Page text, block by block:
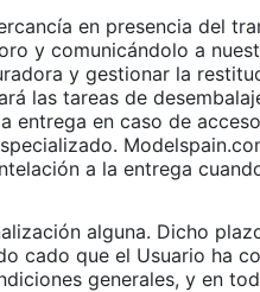
en presencia del
y comunicándolo a
y gestionar la
las tareas de
entrega en caso de
a la entrega
alguna. Dicho
cado que el Usuario ha
generales, y en